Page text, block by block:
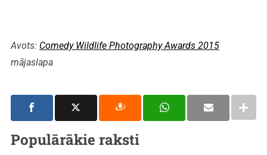
Avots: Comedy Wildlife Photography Awards 2015
mājaslapa
Populārākie raksti